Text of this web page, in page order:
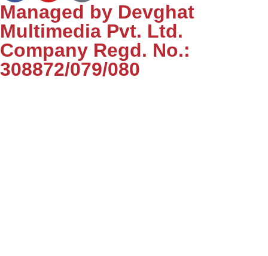
Managed by Devghat
Multimedia Pvt. Ltd.
Company Regd. No.:
308872/079/080